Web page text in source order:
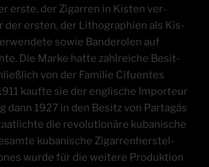
ers­te, der Zigar­ren in Kis­ten ver­
der ers­ten, der Litho­gra­phien als Kis­
sowie Ban­de­ro­len auf
Die Mar­ke hat­te zahl­rei­che Besit­
von der Fami­lie Cifuen­tes
kauf­te sie der eng­li­sche Impor­teur
dann 1927 in den Besitz von Par­ta­gás
die revo­lu­tio­nä­re kuba­ni­sche
kuba­ni­sche Zigar­ren­her­stel­
wur­de für die wei­te­re Pro­duk­ti­on